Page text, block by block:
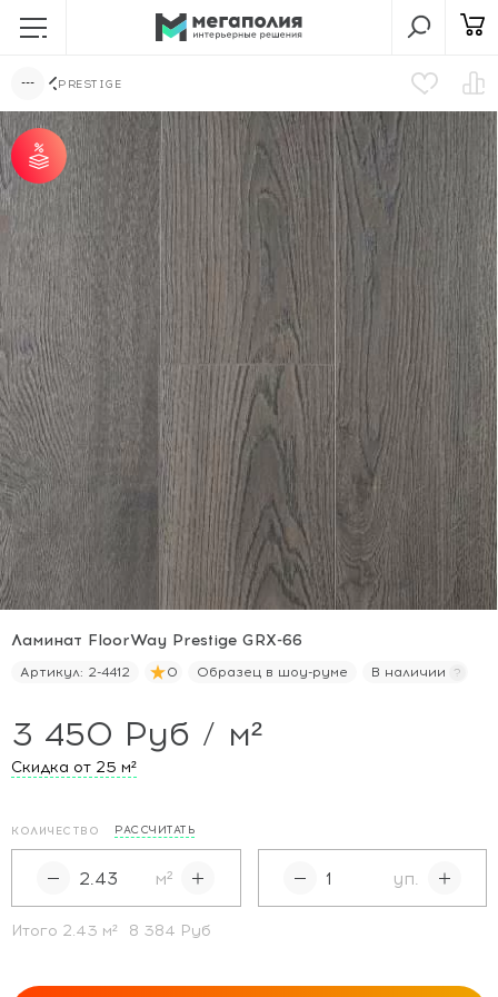
PRESTIGE
от 25 м² - скидка 7%;
от 51 м² - скидка 10%;
от 101 м² - скидка
12%.
Ламинат FloorWay Prestige GRX-66
Артикул: 2-4412 0 Образец в шоу-руме В наличии
3 450 Руб / м²
Скидка от 25 м²
КОЛИЧЕСТВО РАССЧИТАТЬ
м² уп.
Итого 2.43 м² 8 384 Руб